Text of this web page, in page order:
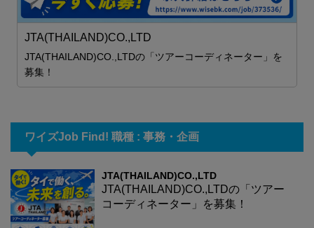
JTA(THAILAND)CO.,LTD
JTA(THAILAND)CO.,LTDの「ツアーコーディネーター」を
募集！
ワイズJob Find! 職種 : 事務・企画
JTA(THAILAND)CO.,LTD
JTA(THAILAND)CO.,LTDの「ツアー
コーディネーター」を募集！